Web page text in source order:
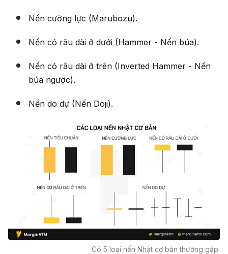
Nến cường lực (Marubozu).
Nến có râu dài ở dưới (Hammer - Nến búa).
Nến có râu dài ở trên (Inverted Hammer - Nến
búa ngược).
Nến do dự (Nến Doji).
Có 5 loại nến Nhật cơ bản thường gặp.